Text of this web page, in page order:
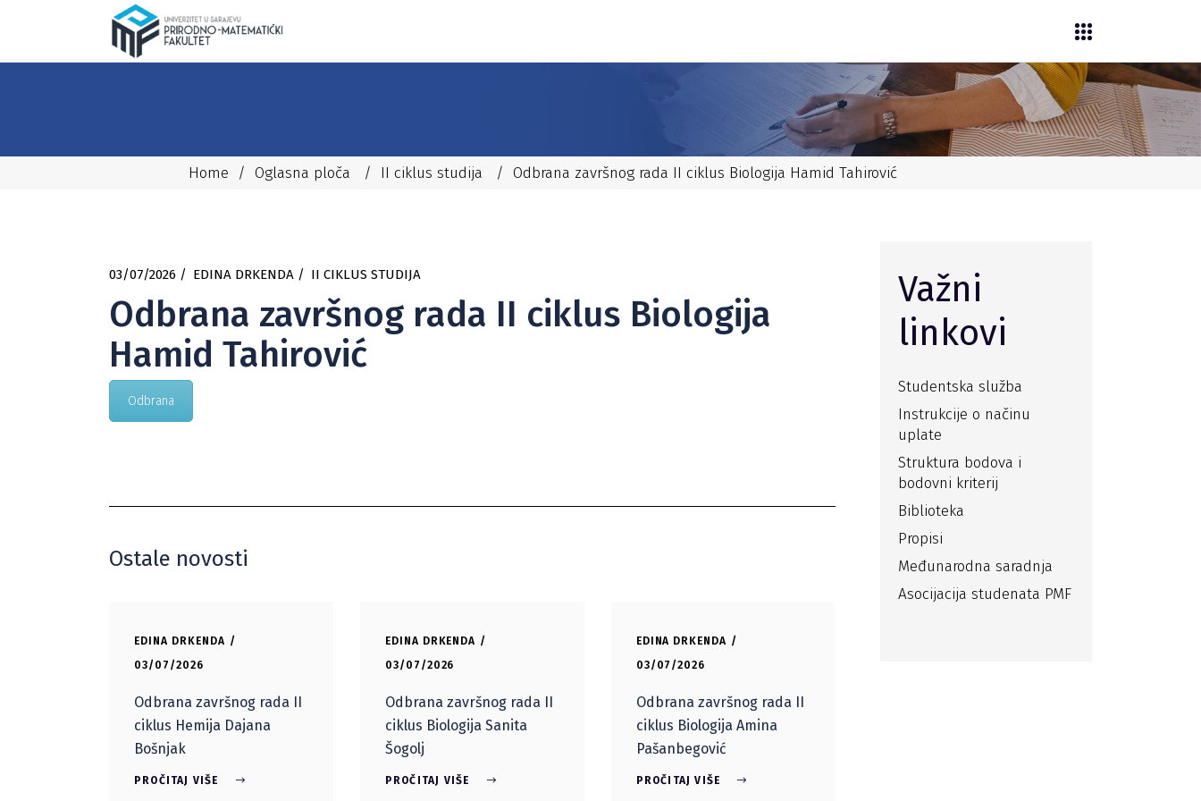
Home / Oglasna ploča / II ciklus studija / Odbrana završnog rada II ciklus Biologija Hamid Tahirović
03/07/2026 EDINA DRKENDA II CIKLUS STUDIJA
Odbrana završnog rada II ciklus Biologija
Hamid Tahirović
Odbrana
Ostale novosti
EDINA DRKENDA
03/07/2026
Odbrana završnog rada II
ciklus Hemija Dajana
Bošnjak
PROČITAJ VIŠE
EDINA DRKENDA
03/07/2026
Odbrana završnog rada II
ciklus Biologija Sanita
Šogolj
PROČITAJ VIŠE
EDINA DRKENDA
03/07/2026
Odbrana završnog rada II
ciklus Biologija Amina
Pašanbegović
PROČITAJ VIŠE
Važni
linkovi
Studentska služba
Instrukcije o načinu
uplate
Struktura bodova i
bodovni kriterij
Biblioteka
Propisi
Međunarodna saradnja
Asocijacija studenata PMF